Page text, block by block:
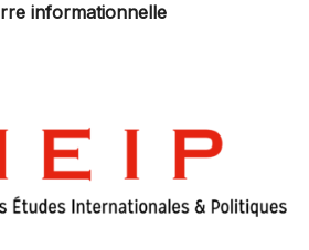
informationnelle